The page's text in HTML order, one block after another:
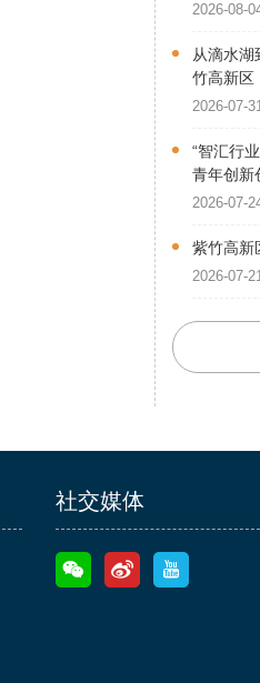
2026-08-
从滴水湖
竹高新区
2026-07-
“智汇行
青年创新
2026-07-
紫竹高新
2026-07-
社交媒体